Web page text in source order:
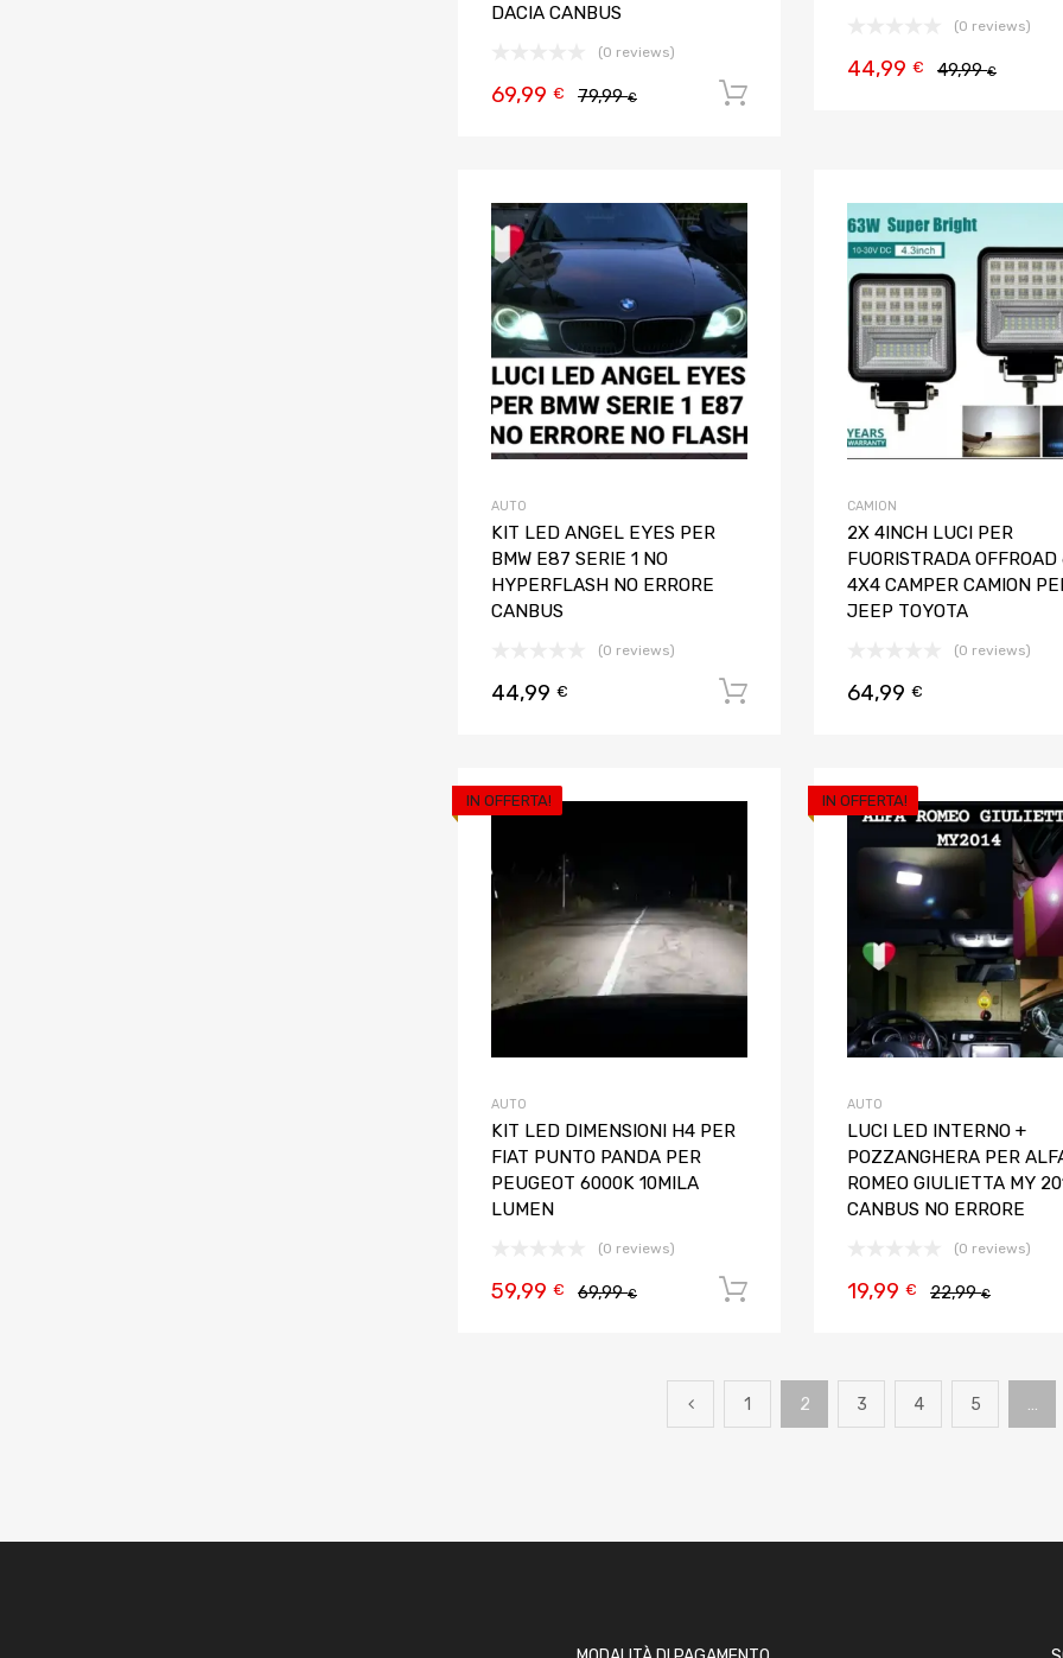
DACIA CANBUS
(0 reviews)
79,99€
69,99 €
(0 reviews)
49,99€
44,99 €
Aggiungi ai preferiti
Aggiungi al confronto
AUTO
KIT LED ANGEL EYES PER
BMW E87 SERIE 1 NO
HYPERFLASH NO ERRORE
CANBUS
(0 reviews)
44,99 € Aggiungi al carrello
CAMION
2X 4INCH LUCI PER
FUORISTRADA OFFROAD
4X4 CAMPER CAMION
JEEP TOYOTA
(0 reviews)
64,99 €
IN OFFERTA!
Aggiungi ai preferiti
Aggiungi al confronto
AUTO
KIT LED DIMENSIONI H4 PER
FIAT PUNTO PANDA PER
PEUGEOT 6000K 10MILA
LUMEN
(0 reviews)
69,99€
59,99 € Aggiungi al carrello
IN OFFERTA!
AUTO
LUCI LED INTERNO +
POZZANGHERA PER
ROMEO GIULIETTA MY
CANBUS NO ERRORE
(0 reviews)
22,99€
19,99 €
1 2 3 4 5 …